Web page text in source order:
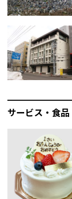
サービス・食